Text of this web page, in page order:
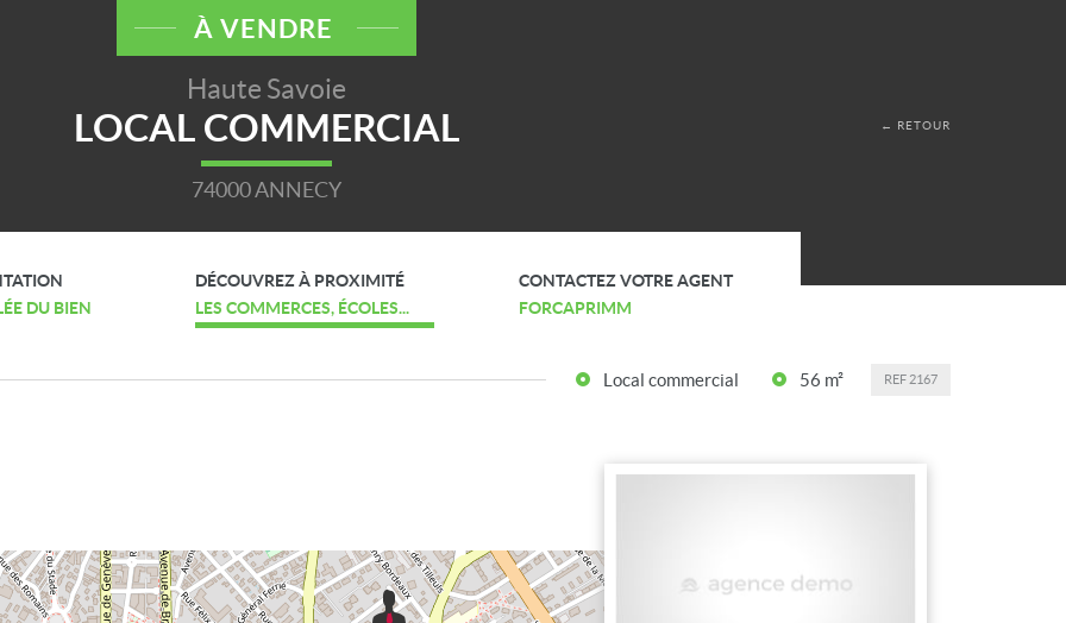
← RETOUR
À VENDRE
Haute Savoie
LOCAL COMMERCIAL
74000 ANNECY
DU BIEN
DÉCOUVREZ À PROXIMITÉ
LES COMMERCES, ÉCOLES...
CONTACTEZ VOTRE AGENT
FORCAPRIMM
Local commercial 56 m² REF 2167